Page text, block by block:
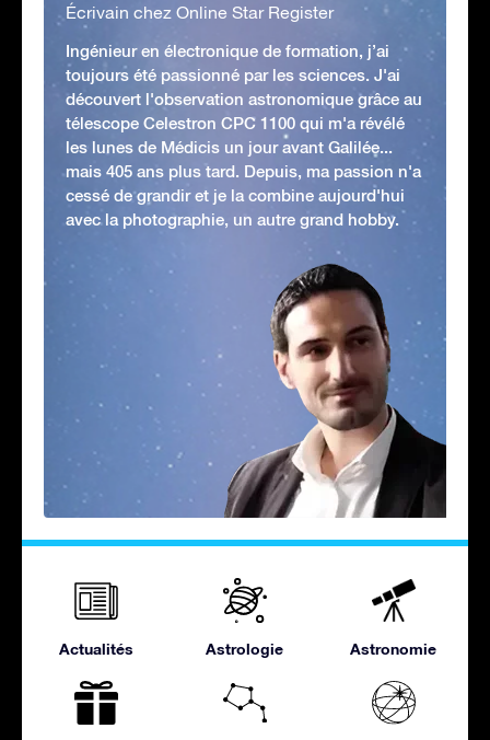
Écrivain chez Online Star Register
Ingénieur en électronique de formation, j’ai
toujours été passionné par les sciences. J'ai
découvert l'observation astronomique grâce au
télescope Celestron CPC 1100 qui m'a révélé
les lunes de Médicis un jour avant Galilée...
mais 405 ans plus tard. Depuis, ma passion n'a
cessé de grandir et je la combine aujourd'hui
avec la photographie, un autre grand hobby.
Actualités Astrologie Astronomie